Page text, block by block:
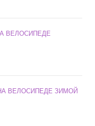
ВЕЛОСИПЕДЕ
ВЕЛОСИПЕДЕ ЗИМОЙ